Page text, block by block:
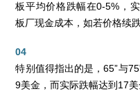
板平均价格跌幅在0-5%，
板厂现金成本，如若价格续
04
特别值得指出的是，65”与
9美金，而实际跌幅达到17美